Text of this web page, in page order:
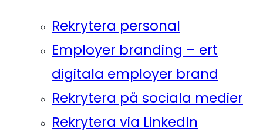
Rekrytera personal
Employer branding – ert
digitala employer brand
Rekrytera på sociala medier
Rekrytera via LinkedIn